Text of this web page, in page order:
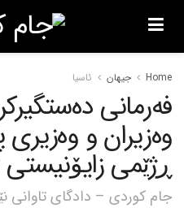
Home جیهان ئاسیا
فەرمانی
وەزیران و
ڕژێمی زایۆنیستی
جام کوردی – دادگای تاوانی